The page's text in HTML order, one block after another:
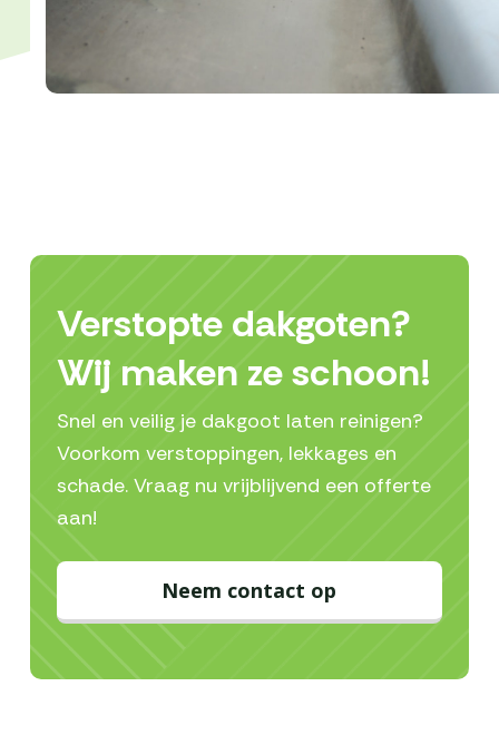
Verstopte dakgoten?
Wij maken ze schoon!
Snel en veilig je dakgoot laten reinigen?
Voorkom verstoppingen, lekkages en
schade. Vraag nu vrijblijvend een offerte
aan!
Neem contact op